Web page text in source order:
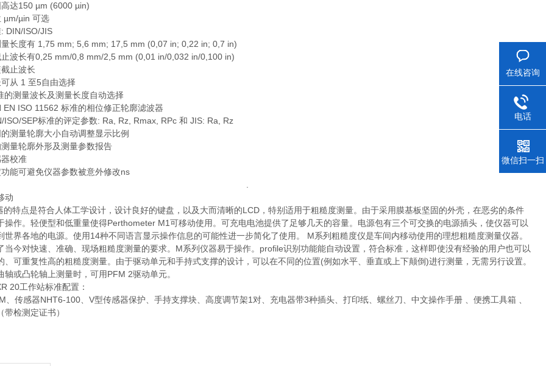
达150 µm (6000 µin)
µm/µin 可选
DIN/ISO/JIS
长度有 1,75 mm; 5,6 mm; 17,5 mm (0,07 in; 0,22 in; 0,7 in)
波长有0,25 mm/0,8 mm/2,5 mm (0,01 in/0,032 in/0,100 in)
止波长
从 1 至5自由选择
的测量波长及测量长度自动选择
EN ISO 11562 标准的相位修正轮廓滤波器
ISO/SEP标准的评定参数: Ra, Rz, Rmax, RPc 和 JIS: Ra, Rz
测量轮廓大小自动调整显示比例
量轮廓外形及测量参数报告
校准
能可避免仪器参数被意外修改ns
动
的特点是符合人体工学设计，设计良好的键盘，以及大而清晰的LCD，特别适用于粗糙度测量。由于采用膜基板坚固的外壳，在恶劣的条件
操作。轻便型和低重量使得Perthometer M1可移动使用。可充电电池提供了足够几天的容量。电源包有三个可交换的电源插头，使仪器可以
世界各地的电源。使用14种不同语言显示操作信息的可能性进一步简化了使用。 M系列粗糙度仪是车间内移动使用的理想粗糙度测量仪器。
当今对快速、准确、现场粗糙度测量的要求。M系列仪器易于操作。profile识别功能能自动设置，符合标准，这样即使没有经验的用户也可以
、可重复性高的粗糙度测量。由于驱动单元和手持式支撑的设计，可以在不同的位置(例如水平、垂直或上下颠倒)进行测量，无需另行设置。
轴或凸轮轴上测量时，可用PFM 2驱动单元。
20工作站标准配置：
、传感器NHT6-100、V型传感器保护、手持支撑块、高度调节架1对、充电器带3种插头、打印纸、螺丝刀、中文操作手册 、便携工具箱 、
带检测定证书）
在线咨询
电话
微信扫一扫